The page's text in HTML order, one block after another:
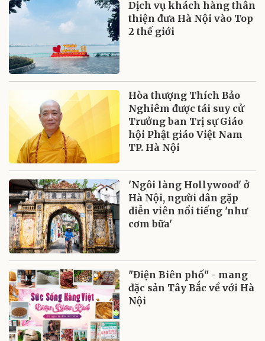
Dịch vụ khách hàng thân
thiện đưa Hà Nội vào Top
2 thế giới
Hòa thượng Thích Bảo
Nghiêm được tái suy cử
Trưởng ban Trị sự Giáo
hội Phật giáo Việt Nam
TP. Hà Nội
'Ngôi làng Hollywood' ở
Hà Nội, người dân gặp
diễn viên nổi tiếng 'như
cơm bữa'
"Điện Biên phố" - mang
đặc sản Tây Bắc về với Hà
Nội